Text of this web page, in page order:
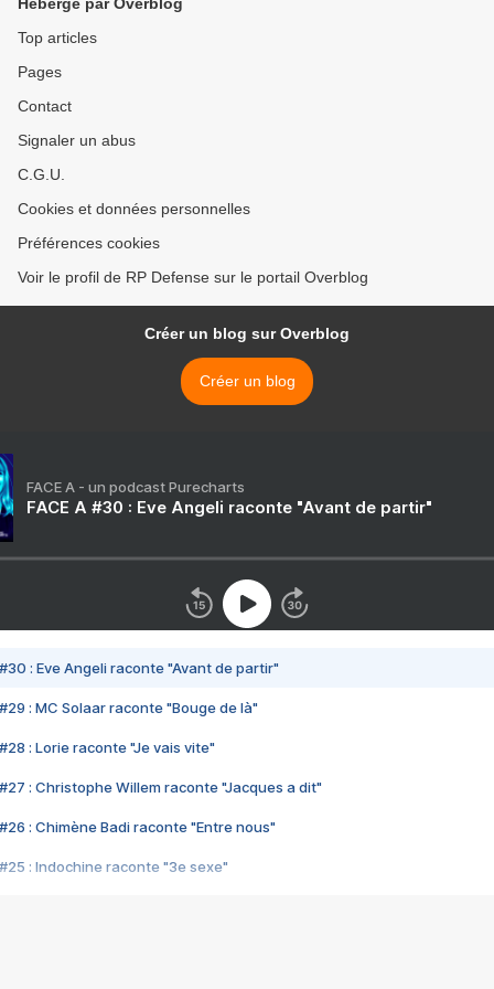
Top articles
Pages
Contact
Signaler un abus
C.G.U.
Cookies et données personnelles
Préférences cookies
Voir le profil de RP Defense sur le portail Overblog
Créer un blog sur Overblog
Créer un blog
FACE A - un podcast Purecharts
FACE A #30 : Eve Angeli raconte "Avant de partir"
#30 : Eve Angeli raconte "Avant de partir"
#29 : MC Solaar raconte "Bouge de là"
#28 : Lorie raconte "Je vais vite"
#27 : Christophe Willem raconte "Jacques a dit"
#26 : Chimène Badi raconte "Entre nous"
#25 : Indochine raconte "3e sexe"